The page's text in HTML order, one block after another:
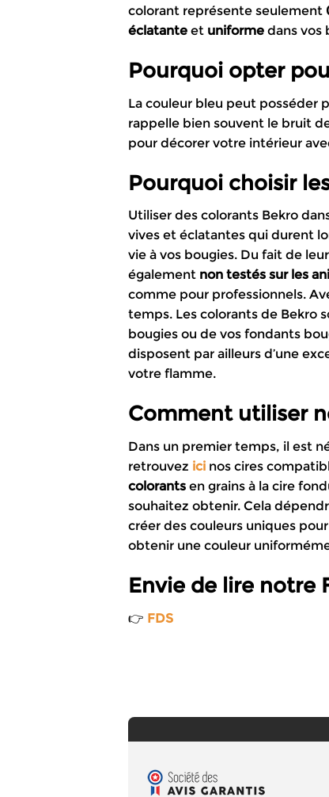
colorant représente seulement
éclatante et uniforme dans vos
Pourquoi opter
La couleur bleu peut posséder
rappelle bien souvent le bruit
pour décorer votre intérieur
Pourquoi choisir
Utiliser des colorants Bekro
vives et éclatantes qui durent
vie à vos bougies. Du fait de
également non testés sur les
comme pour professionnels.
temps. Les colorants de Bekro
bougies ou de vos fondants
disposent par ailleurs d’une
votre flamme.
Comment utiliser
Dans un premier temps, il est
retrouvez ici nos cires
colorants en grains à la cire
souhaitez obtenir. Cela
créer des couleurs uniques
obtenir une couleur
Envie de lire notre
👉 FDS